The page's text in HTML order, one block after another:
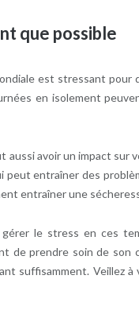
que possible
est stressant pour
en isolement
aussi avoir un impact
entraîner des
entraîner une
le stress en ces
de prendre soin de
suffisamment. Veillez